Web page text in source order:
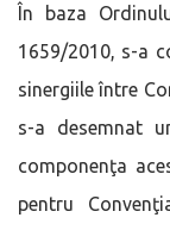
În baza
1659/2010, s-a
sinergiile între
s-a desemnat
componenţa
pentru